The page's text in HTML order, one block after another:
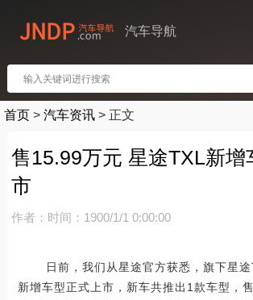
汽车导航
首页 > 汽车资讯 > 正文
售15.99万元 星途TXL新增
市
作者： 时间：1900/1/1 0:00:00
日前，我们从星途官方获悉，旗下星途
新增车型正式上市，新车共推出1款车型，